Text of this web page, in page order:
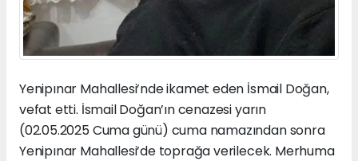
Yenipınar Mahallesi’nde ikamet eden İsmail Doğan,
vefat etti. İsmail Doğan’ın cenazesi yarın
(02.05.2025 Cuma günü) cuma namazından sonra
Yenipınar Mahallesi’de toprağa verilecek. Merhuma